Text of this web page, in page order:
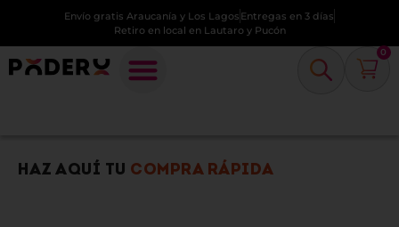
Envío gratis Araucanía y Los Lagos Entregas en 3 días
Retiro en local en Lautaro y Pucón
0
HAZ AQUÍ TU COMPRA RÁPIDA